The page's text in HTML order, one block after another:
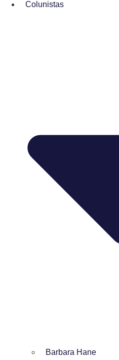
Colunistas
Barbara Hane